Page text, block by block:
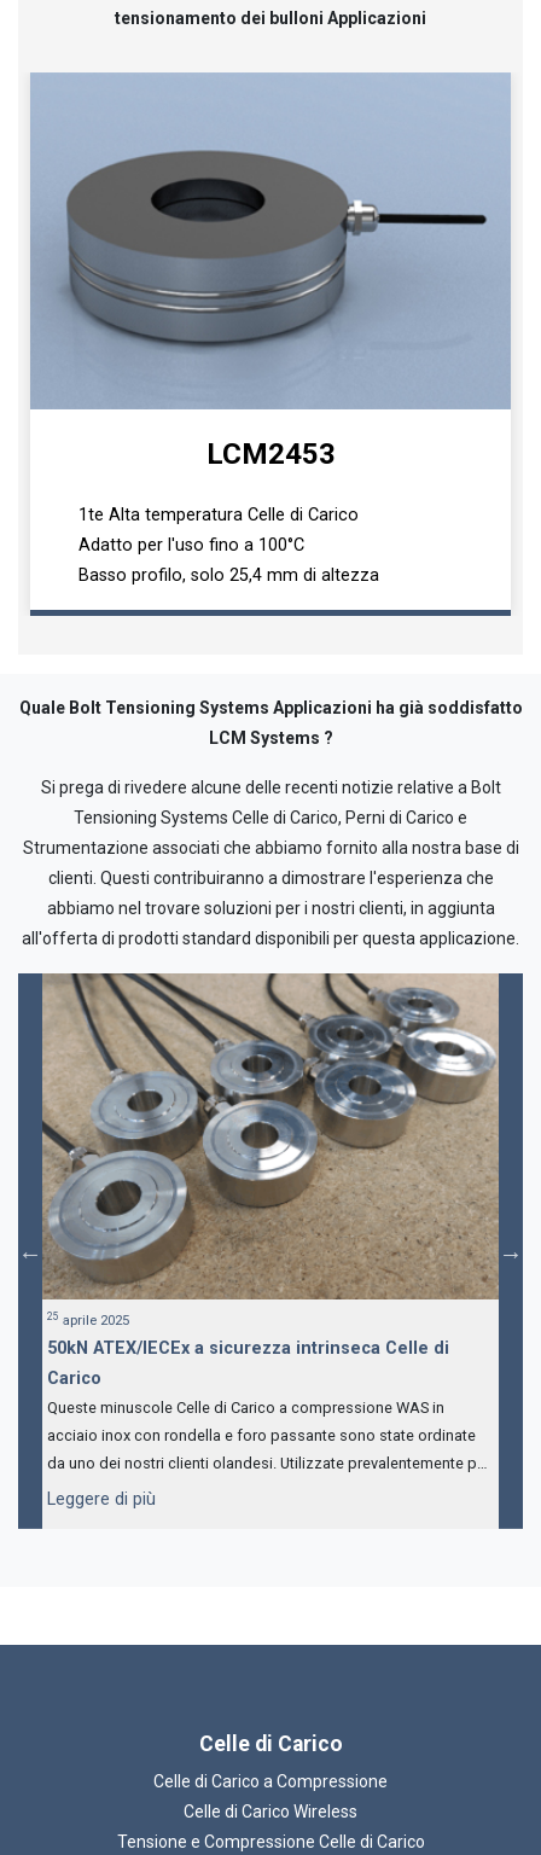
Caricamento...
tensionamento dei bulloni Applicazioni
LCM2453
1te Alta temperatura Celle di Carico
Adatto per l'uso fino a 100°C
Basso profilo, solo 25,4 mm di altezza
Quale Bolt Tensioning Systems Applicazioni ha già soddisfatto
LCM Systems ?
Si prega di rivedere alcune delle recenti notizie relative a Bolt
Tensioning Systems Celle di Carico, Perni di Carico e
Strumentazione associati che abbiamo fornito alla nostra base di
clienti. Questi contribuiranno a dimostrare l'esperienza che
abbiamo nel trovare soluzioni per i nostri clienti, in aggiunta
all'offerta di prodotti standard disponibili per questa applicazione.
25 aprile 2025
50kN ATEX/IECEx a sicurezza intrinseca Celle di
Carico
Queste minuscole Celle di Carico a compressione WAS in
acciaio inox con rondella e foro passante sono state ordinate
da uno dei nostri clienti olandesi. Utilizzate prevalentemente per
il monitoraggio della tensione dei bulloni, queste Celle di Carico
Leggere di più
Celle di Carico
Celle di Carico a Compressione
Celle di Carico Wireless
Tensione e Compressione Celle di Carico